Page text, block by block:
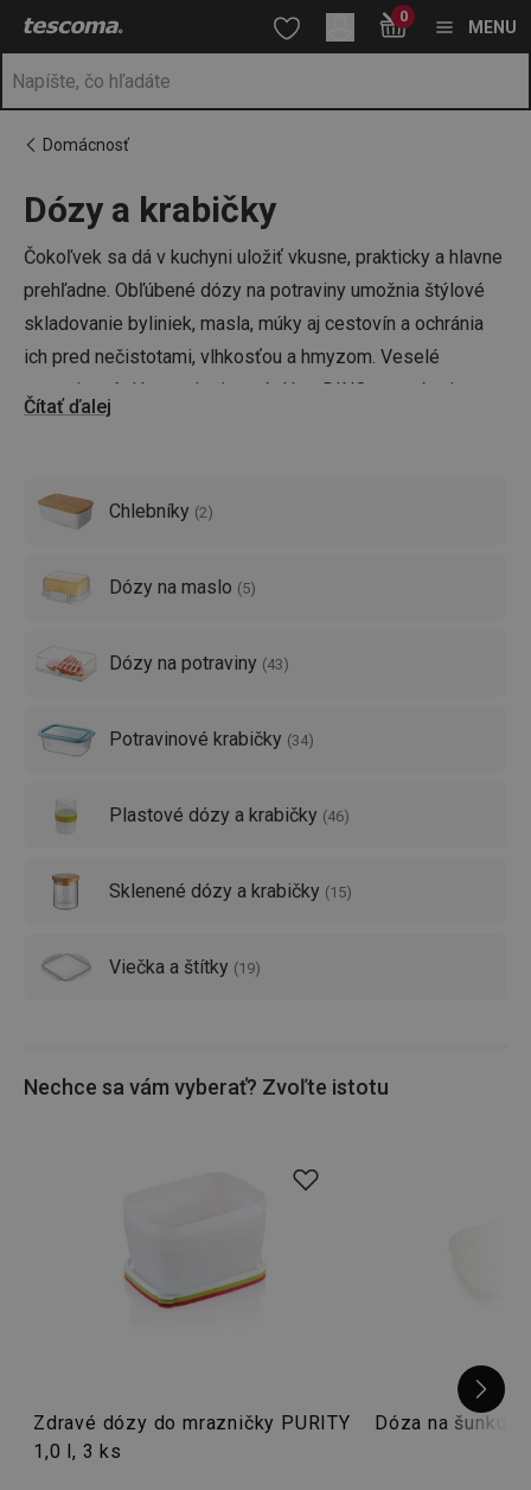
Nachádzate sa na stránke Dózy na potraviny - rôzne veľkosti ✅
Prejsť na hlavný obsah
Prejsť na vyhľadávanie
Prejsť na navigáciu 0
MENU
Domácnosť
Dózy a krabičky
Čokoľvek sa dá v kuchyni uložiť vkusne, prakticky a hlavne
prehľadne. Obľúbené dózy na potraviny umožnia štýlové
skladovanie byliniek, masla, múky aj cestovín a ochránia
ich pred nečistotami, vlhkosťou a hmyzom. Veselé
potravinové dózy – desiatové dózy DINO s motívmi
dinosaurej rodinky potom ocenia všetci, ktorí majú doma
Robíte si poriadok v kuchyni a v kuchynskom riade?
a stojany na nožealebo náš
Čítať ďalej
Chlebníky (2)
Dózy na maslo (5)
Dózy na potraviny (43)
Potravinové krabičky (34)
Plastové dózy a krabičky (46)
Sklenené dózy a krabičky (15)
Viečka a štítky (19)
Nechce sa vám vyberať? Zvoľte istotu
Zdravé dózy do mrazničky PURITY
1,0 l, 3 ks
Dóza na šunku/